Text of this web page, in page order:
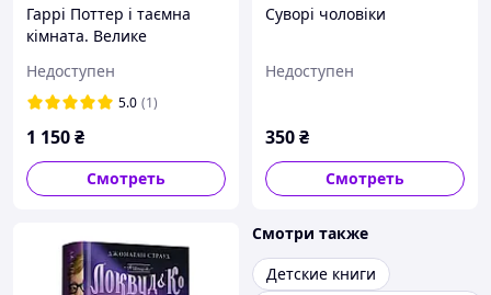
Гаррі Поттер і таємна
кімната. Велике
Недоступен
5.0 (1)
1 150₴
Смотреть
Суворі чоловіки
Недоступен
350₴
Смотреть
Смотри также
Детские книги